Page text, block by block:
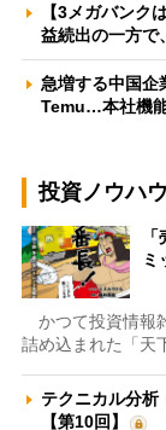
【3メガバンク
益続出の一方
急増する中国企
Temu…本社機
投資ノウハ
ミ
かつて投資情報
詰め込まれた「天
テクニカル分
【第10回】